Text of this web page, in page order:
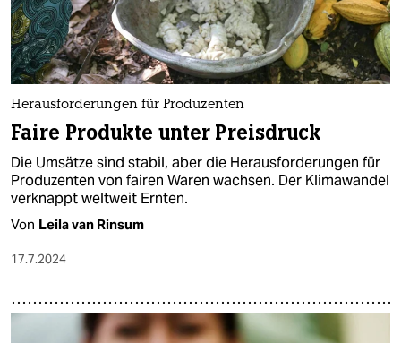
Herausforderungen für Produzenten
Faire Produkte unter Preisdruck
Die Umsätze sind stabil, aber die Herausforderungen für
Produzenten von fairen Waren wachsen. Der Klimawandel
verknappt weltweit Ernten.
Von Leila van Rinsum
17.7.2024